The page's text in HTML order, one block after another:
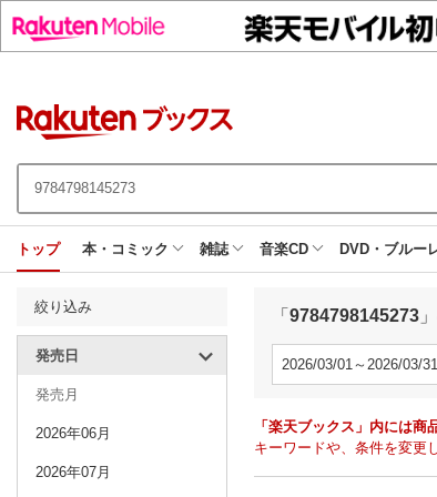
トップ 本・コミック 雑誌 音楽CD DVD・ブルー
絞り込み
発売日
発売月
2026年06月
2026年07月
「 9784798145273
2026/03/01～2026/03/31
「楽天ブックス」内には商
キーワードや、条件を変更